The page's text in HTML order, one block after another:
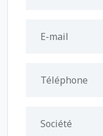
E-mail
Téléphone
Société